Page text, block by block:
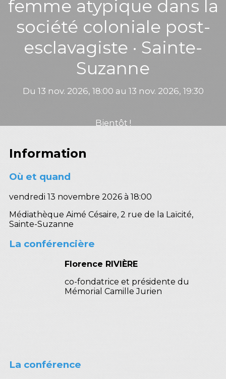
femme atypique dans la
société coloniale post-
esclavagiste · Sainte-
Suzanne
Du 13 nov. 2026, 18:00 au 13 nov. 2026, 19:30
Bientôt !
Information
Où et quand
vendredi 13 novembre 2026 à 18:00
Médiathèque Aimé Césaire, 2 rue de la Laïcité,
Sainte-Suzanne
La conférencière
Florence RIVIÈRE
co-fondatrice et présidente du
Mémorial Camille Jurien
La conférence